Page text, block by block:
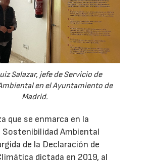
Salazar, jefe de Servicio de
en el Ayuntamiento de
Madrid.
que se enmarca en la
Sostenibilidad Ambiental
de la Declaración de
dictada en 2019, al